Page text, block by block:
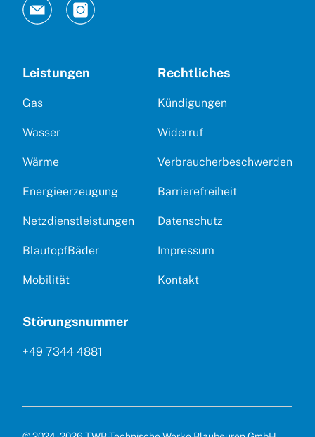
Leistungen
Gas
Wasser
Wärme
Energieerzeugung
Netzdienstleistungen
BlautopfBäder
Mobilität
Rechtliches
Kündigungen
Widerruf
Verbraucherbeschwerden
Barrierefreiheit
Datenschutz
Impressum
Kontakt
Störungsnummer
+49 7344 4881